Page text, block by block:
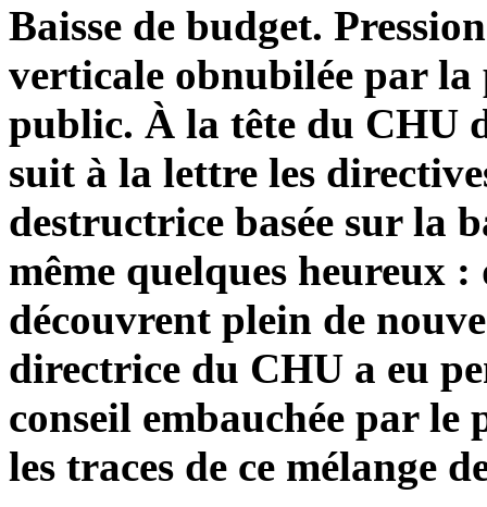
Baisse de budget.
verticale obnubilée par
public. À la tête du CHU
suit à la lettre les
destructrice basée sur la
même quelques heureux
découvrent plein de
directrice du CHU a eu
conseil embauchée par
les traces de ce mélange